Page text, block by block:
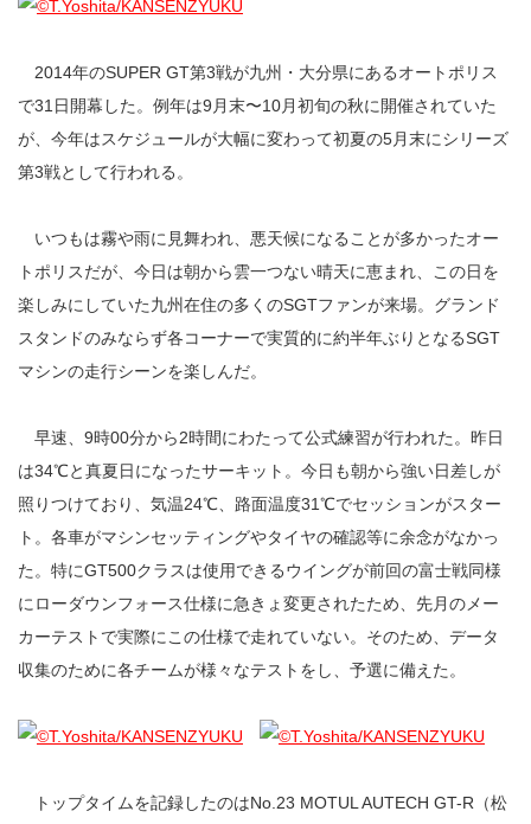
2014年のSUPER GT第3戦が九州・大分県にあるオートポリス
で31日開幕した。例年は9月末〜10月初旬の秋に開催されていた
が、今年はスケジュールが大幅に変わって初夏の5月末にシリーズ
第3戦として行われる。
いつもは霧や雨に見舞われ、悪天候になることが多かったオー
トポリスだが、今日は朝から雲一つない晴天に恵まれ、この日を
楽しみにしていた九州在住の多くのSGTファンが来場。グランド
スタンドのみならず各コーナーで実質的に約半年ぶりとなるSGT
マシンの走行シーンを楽しんだ。
早速、9時00分から2時間にわたって公式練習が行われた。昨日
は34℃と真夏日になったサーキット。今日も朝から強い日差しが
照りつけており、気温24℃、路面温度31℃でセッションがスター
ト。各車がマシンセッティングやタイヤの確認等に余念がなかっ
た。特にGT500クラスは使用できるウイングが前回の富士戦同様
にローダウンフォース仕様に急きょ変更されたため、先月のメー
カーテストで実際にこの仕様で走れていない。そのため、データ
収集のために各チームが様々なテストをし、予選に備えた。
トップタイムを記録したのはNo.23 MOTUL AUTECH GT-R（松